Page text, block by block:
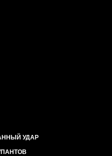
УДАР